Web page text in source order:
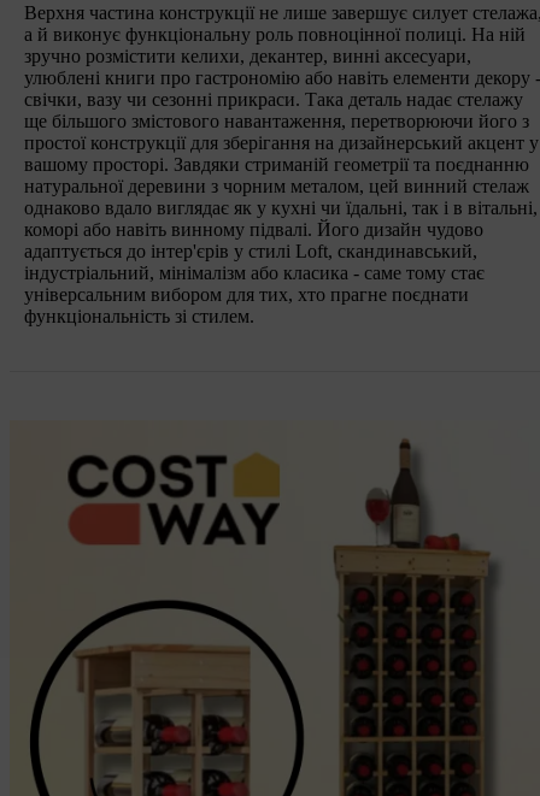
Верхня частина конструкції не лише завершує силует
а й виконує функціональну роль повноцінної полиці. На ній
зручно розмістити келихи, декантер, винні аксесуари,
улюблені книги про гастрономію або навіть елементи декору -
свічки, вазу чи сезонні прикраси. Така деталь надає стелажу
ще більшого змістового навантаження, перетворюючи його з
простої конструкції для зберігання на дизайнерський акцент у
вашому просторі. Завдяки стриманій геометрії та поєднанню
натуральної деревини з чорним металом, цей винний стелаж
однаково вдало виглядає як у кухні чи їдальні, так і в вітальні,
коморі або навіть винному підвалі. Його дизайн чудово
адаптується до інтер'єрів у стилі Loft, скандинавський,
індустріальний, мінімалізм або класика - саме тому стає
універсальним вибором для тих, хто прагне поєднати
функціональність зі стилем.